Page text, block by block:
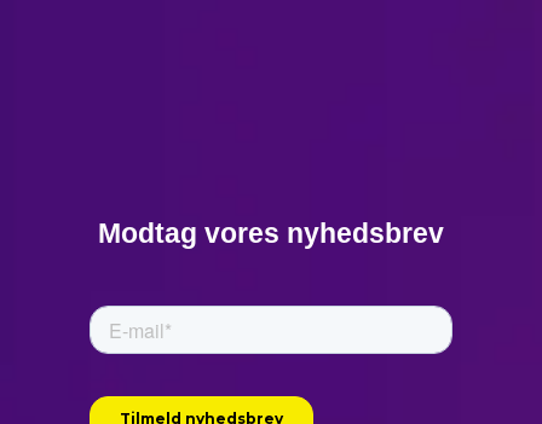
Modtag vores nyhedsbrev